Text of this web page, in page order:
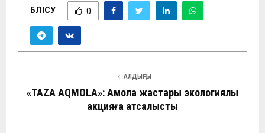
БӨЛІСУ 0
АЛДЫҢҒЫ
«TAZA AQMOLA»: Ақмола жастары экологиялық
акцияға атсалысты